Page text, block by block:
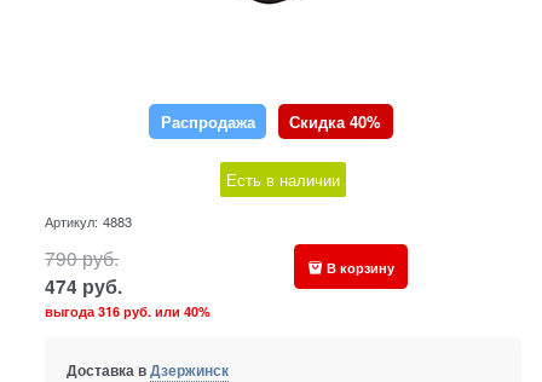
Распродажа Скидка 40%
Есть в наличии
Артикул: 4883
790руб.
474 руб.
выгода316 руб. или40%
В корзину
Доставка вДзержинск